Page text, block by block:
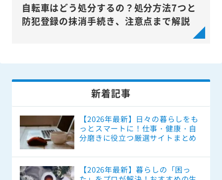
自転車はどう処分するの？処分方法7つと
防犯登録の抹消手続き、注意点まで解説
新着記事
【2026年最新】日々の暮らしをも
っとスマートに！仕事・健康・自
分磨きに役立つ厳選サイトまとめ
【2026年最新】暮らしの「困っ